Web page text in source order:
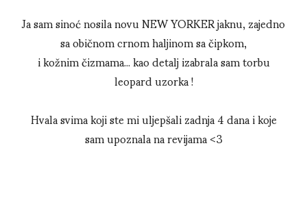
Ja sam sinoć nosila novu NEW YORKER jaknu, zajedno
sa običnom crnom haljinom sa čipkom,
i kožnim čizmama... kao detalj izabrala sam torbu
leopard uzorka !
Hvala svima koji ste mi uljepšali zadnja 4 dana i koje
sam upoznala na revijama <3